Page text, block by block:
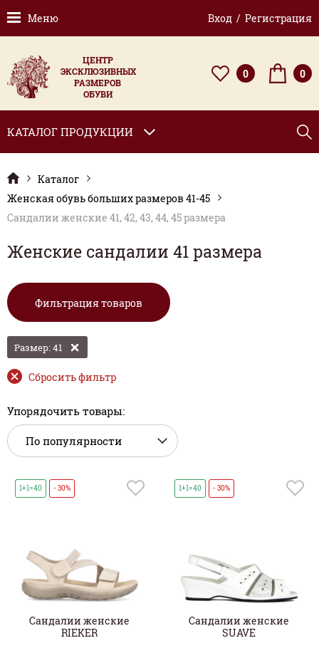
Меню Вход / Регистрация
ЦЕНТР
ЭКСКЛЮЗИВНЫХ
РАЗМЕРОВ
ОБУВИ
0 0
КАТАЛОГ ПРОДУКЦИИ
Каталог
Женская обувь больших размеров 41-45
Сандалии женские 41, 42, 43, 44, 45 размера
Женские сандалии 41 размера
Фильтрация товаров
Размер: 41
Сбросить фильтр
Упорядочить товары:
1+1=40 - 30%
Сандалии женские
RIEKER
1+1=40 - 30%
Сандалии женские
SUAVE